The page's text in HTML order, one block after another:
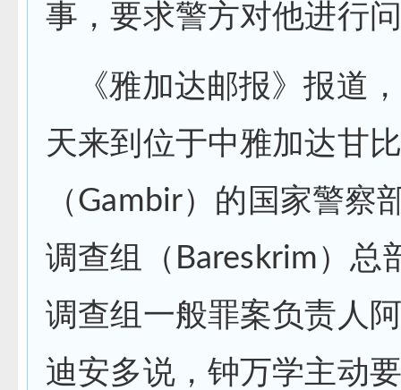
事，要求警方对他进行
《雅加达邮报》报道
天来到位于中雅加达甘
（Gambir）的国家警察
调查组（Bareskrim）总
调查组一般罪案负责人
迪安多说，钟万学主动